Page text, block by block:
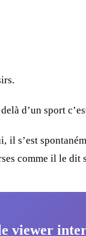
d’un sport
il s’est
comme il le dit
viewer